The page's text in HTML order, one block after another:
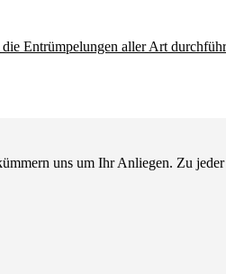
Entrümpelungen aller Art
uns um Ihr Anliegen. Zu jeder